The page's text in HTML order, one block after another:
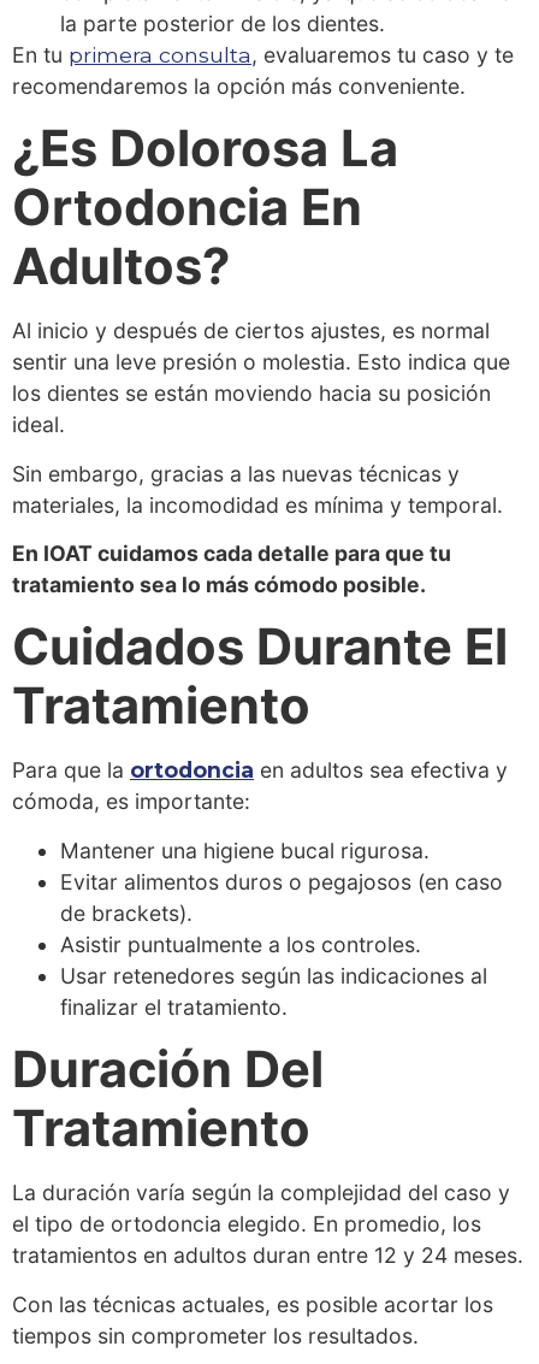
la parte posterior de los dientes.
En tu primera consulta, evaluaremos tu caso y te
recomendaremos la opción más conveniente.
¿Es Dolorosa La
Ortodoncia En
Adultos?
Al inicio y después de ciertos ajustes, es normal
sentir una leve presión o molestia. Esto indica que
los dientes se están moviendo hacia su posición
ideal.
Sin embargo, gracias a las nuevas técnicas y
materiales, la incomodidad es mínima y temporal.
En IOAT cuidamos cada detalle para que tu
tratamiento sea lo más cómodo posible.
Cuidados Durante El
Tratamiento
Para que la ortodoncia en adultos sea efectiva y
cómoda, es importante:
Mantener una higiene bucal rigurosa.
Evitar alimentos duros o pegajosos (en caso
de brackets).
Asistir puntualmente a los controles.
Usar retenedores según las indicaciones al
finalizar el tratamiento.
Duración Del
Tratamiento
La duración varía según la complejidad del caso y
el tipo de ortodoncia elegido. En promedio, los
tratamientos en adultos duran entre 12 y 24 meses.
Con las técnicas actuales, es posible acortar los
tiempos sin comprometer los resultados.